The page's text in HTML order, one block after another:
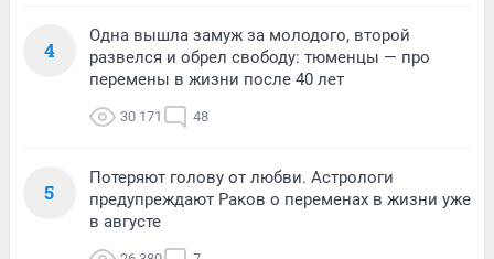
4
Одна вышла замуж за молодого, второй
развелся и обрел свободу: тюменцы — про
перемены в жизни после 40 лет
30 171 48
5
Потеряют голову от любви. Астрологи
предупреждают Раков о переменах в жизни уже
в августе